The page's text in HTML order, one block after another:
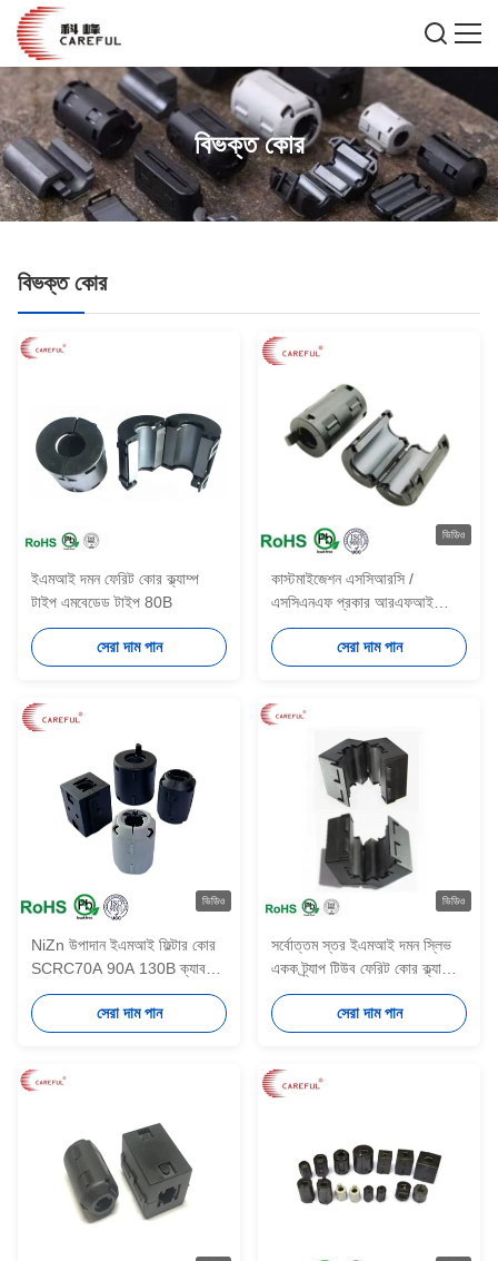
বিভক্ত কোর
বিভক্ত কোর
ইএমআই দমন ফেরিট কোর ক্ল্যাম্প
টাইপ এমবেডেড টাইপ 80B
সেরা দাম পান
ভিডিও
কাস্টমাইজেশন এসসিআরসি /
এসসিএনএফ প্রকার আরএফআই
ইএমআই ফেরাইট কোর প্লাস্টিকের
শেল ক্লিপ অন নয়েজ 3.5 মিমি-13
মিমি তারের জন্য
সেরা দাম পান
ভিডিও
NiZn উপাদান ইএমআই ফিল্টার কোর
SCRC70A 90A 130B ক্যাবল
ক্ল্যাম্প ফেরিট কোর উপর স্প্লিট নরম
ক্লিপ
সেরা দাম পান
ভিডিও
সর্বোত্তম স্তর ইএমআই দমন স্লিভ
একক ট্র্যাপ টিউব ফেরিট কোর ক্ল্যাম্প
টাইপ 1330B
সেরা দাম পান